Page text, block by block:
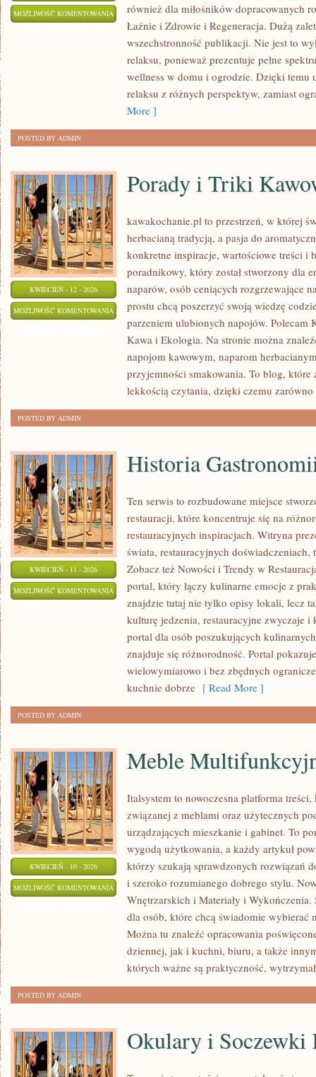
MOŻLIWOŚĆ KOMENTOWANIA PORADNIK
TECHNICZNY
również dla miłośników dopracowanych
Łaźnie i Zdrowie i Regeneracja. Dużą
wszechstronność publikacji. Nie jest to
relaksu, ponieważ prezentuje pełne
wellness w domu i ogrodzie. Dzięki temu
relaksu z różnych perspektyw, zamiast
More ]
POSTED BY ADMIN
KWIECIEŃ - 12 - 2026
MOŻLIWOŚĆ KOMENTOWANIA PORADY
TRIKI
KAWOWE
Porady i Triki
kawakochanie.pl to przestrzeń, w której
herbacianą tradycją, a pasja do
konkretne inspiracje, wartościowe treści i
poradnikowy, który został stworzony dla
naparów, osób ceniących rozgrzewające
prostu chcą poszerzyć swoją wiedzę
parzeniem ulubionych napojów.
Kawa i Ekologia. Na stronie można
napojom kawowym, naparom
przyjemności smakowania. To blog,
lekkością czytania, dzięki czemu zarówno
POSTED BY ADMIN
KWIECIEŃ - 11 - 2026
MOŻLIWOŚĆ KOMENTOWANIA HISTORIA
GASTRONOMII
Historia
Ten serwis to rozbudowane miejsce
restauracji, które koncentruje się na
restauracyjnych inspiracjach. Witryna
świata, restauracyjnych
Zobacz też Nowości i Trendy w
portal, który łączy kulinarne emocje z
znajdzie tutaj nie tylko opisy lokali, lecz
kulturę jedzenia, restauracyjne zwyczaje
portal dla osób poszukujących
znajduje się różnorodność. Portal
wielowymiarowo i bez zbędnych
kuchnie dobrze [ Read More ]
POSTED BY ADMIN
KWIECIEŃ - 10 - 2026
MOŻLIWOŚĆ KOMENTOWANIA MEBLE
MULTIFUNKCYJNE
Meble
Italsystem to nowoczesna platforma
związanej z meblami oraz użytecznych
urządzających mieszkanie i gabinet. To
wygodą użytkowania, a każdy artykuł
którzy szukają sprawdzonych rozwiązań
i szeroko rozumianego dobrego stylu.
Wnętrzarskich i Materiały i Wykończenia.
dla osób, które chcą świadomie wybierać
Można tu znaleźć opracowania
dziennej, jak i kuchni, biuru, a także
których ważne są praktyczność,
POSTED BY ADMIN
Okulary i Soczewki